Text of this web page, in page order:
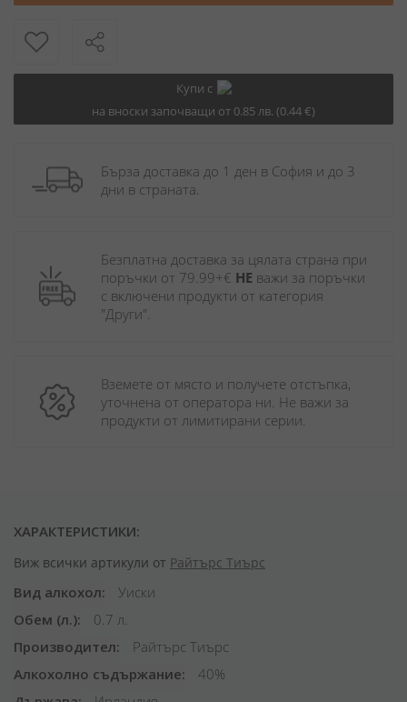
Купи с
на вноски започващи от 0.85 лв. (0.44 €)
Бърза доставка до 1 ден в София и до 3
дни в страната.
Безплатна доставка за цялата страна при
поръчки от 79.99+€ НЕ важи за поръчки
с включени продукти от категория
"Други".
Вземете от място и получете отстъпка,
уточнена от оператора ни. Не важи за
продукти от лимитирани серии.
ХАРАКТЕРИСТИКИ:
Виж всички артикули от Райтърс Тиърс
Вид алкохол
Уиски
Обем (л.)
0.7 л.
Производител
Райтърс Тиърс
Алкохолно съдържание
40%